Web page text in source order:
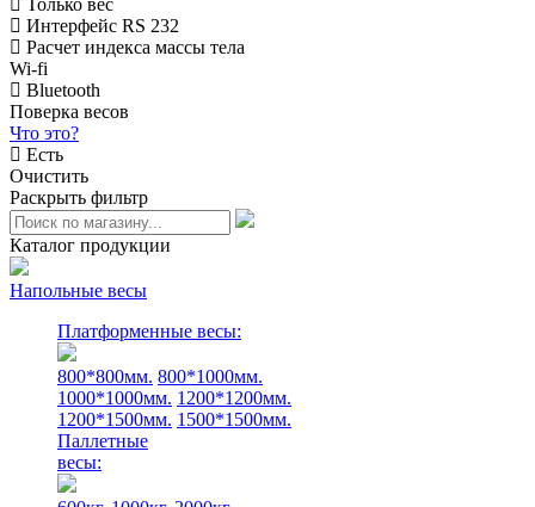
Только вес
Интерфейс RS 232
Расчет индекса массы тела
Wi-fi
Bluetooth
Поверка весов
Что это?
Есть
Очистить
Раскрыть фильтр
Каталог продукции
Напольные весы
Платформенные весы:
800*800мм. 800*1000мм.
1000*1000мм. 1200*1200мм.
1200*1500мм. 1500*1500мм.
Паллетные
весы: